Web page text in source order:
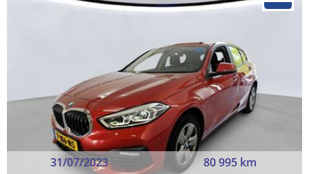
31/07/2023
80 995 km